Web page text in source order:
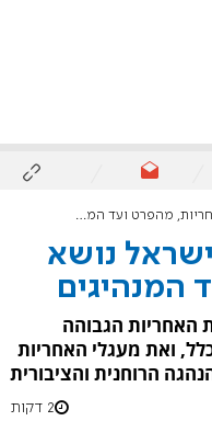
מהפרט ועד המנהיגים
נושא
המנהיגים
הגבוהה
ואת מעגלי האחריות
הרוחנית והציבורית
2 דקות